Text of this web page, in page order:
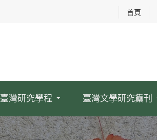
首頁
臺灣研究學程 臺灣文學研究雧刊